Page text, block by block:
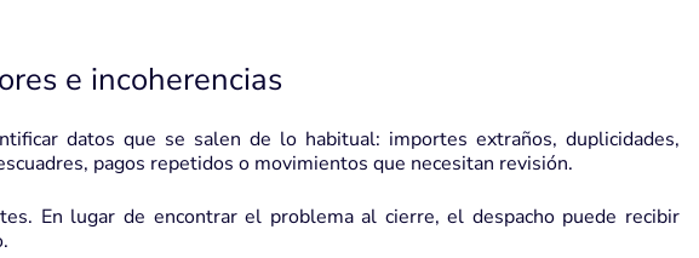
e incoherencias
datos que se salen de lo habitual: importes extraños, duplicidades,
pagos repetidos o movimientos que necesitan revisión.
En lugar de encontrar el problema al cierre, el despacho puede recibir